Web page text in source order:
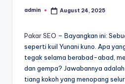
Posted
admin August 24, 2025
Pakar SEO – Bayangkan ini:
seperti kuil Yunani kuno. Apa
tegak selama berabad-abad,
dan gempa? Jawabannya adalah
tiang kokoh yang menopang